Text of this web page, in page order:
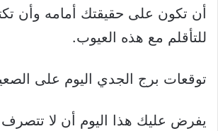
أن تكون على حقيقتك أمامه وأن
للتأقلم مع هذه العيوب.
توقعات برج الجدي اليوم على
يفرض عليك هذا اليوم أن لا تتصرف